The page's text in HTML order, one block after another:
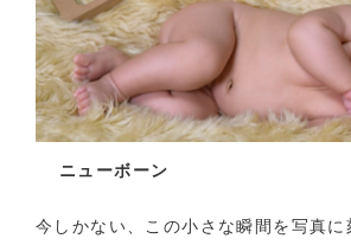
ニューボーン
今しかない、この小さな瞬間を写真に